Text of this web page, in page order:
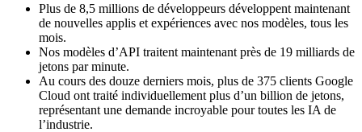
Plus de 8,5 millions de développeurs développent maintenant
de nouvelles applis et expériences avec nos modèles, tous les
mois.
Nos modèles d’API traitent maintenant près de 19 milliards de
jetons par minute.
Au cours des douze derniers mois, plus de 375 clients Google
Cloud ont traité individuellement plus d’un billion de jetons,
représentant une demande incroyable pour toutes les IA de
l’industrie.